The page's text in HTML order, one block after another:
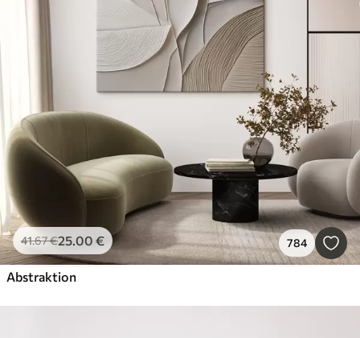
41.67€25.00 € 784
Abstraktion